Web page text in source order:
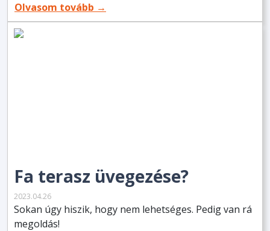
Olvasom tovább →
Fa terasz üvegezése?
2023.04.26
Sokan úgy hiszik, hogy nem lehetséges. Pedig van rá
megoldás!